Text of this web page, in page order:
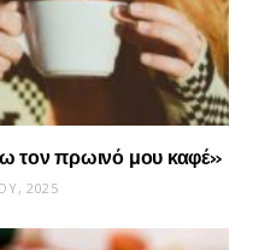
τον πρωινό μου καφέ»
2025